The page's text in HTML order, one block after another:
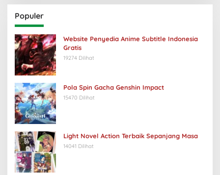
Populer
Website Penyedia Anime Subtitle Indonesia
Gratis
19274 Dilihat
Pola Spin Gacha Genshin Impact
15470 Dilihat
Light Novel Action Terbaik Sepanjang Masa
14041 Dilihat